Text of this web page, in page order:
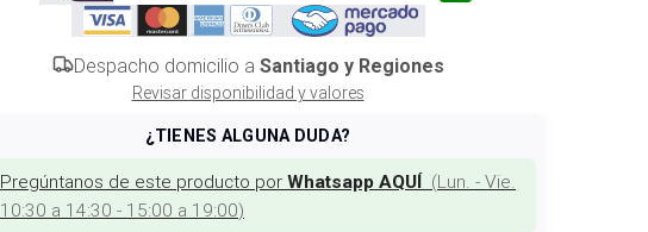
Despacho domicilio a Santiago y Regiones
Revisar disponibilidad y valores
¿TIENES ALGUNA DUDA?
Pregúntanos de este producto por Whatsapp AQUÍ (Lun. - Vie.
10:30 a 14:30 - 15:00 a 19:00)